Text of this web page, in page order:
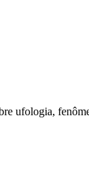
ufologia,